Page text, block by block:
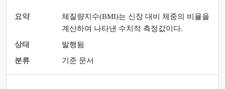
요약
체질량지수(BMI)는 신장 대비 체중의 비율을
계산하여 나타낸 수치적 측정값이다.
상태
발행됨
분류
기준 문서